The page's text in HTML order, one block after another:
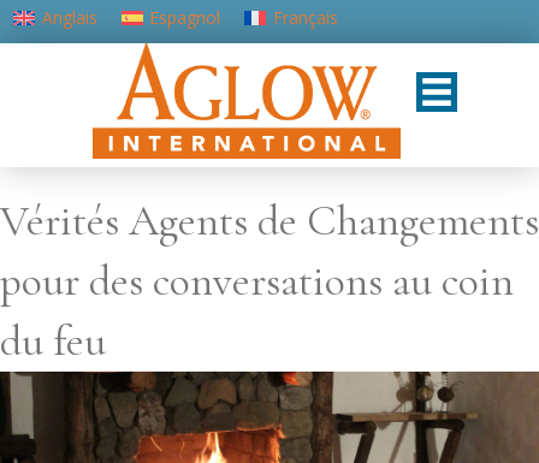
Anglais Espagnol
Français
Portugais - du Portugal
Vérités Agents de Changements
pour des conversations au coin
du feu